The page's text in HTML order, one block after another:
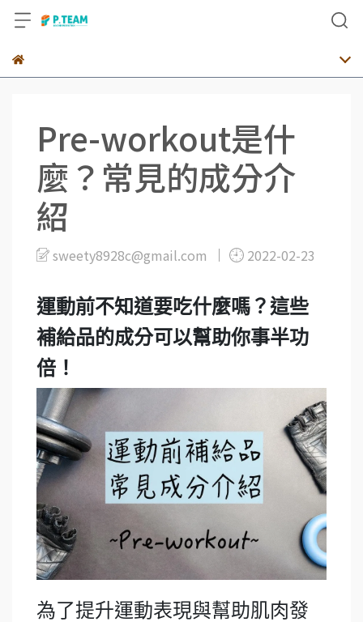
Pre-workout是什
麼？常見的成分介
紹
sweety8928c@gmail.com 2022-02-23
運動前不知道要吃什麼嗎？這些
補給品的成分可以幫助你事半功
倍！
為了提升運動表現與幫助肌肉發